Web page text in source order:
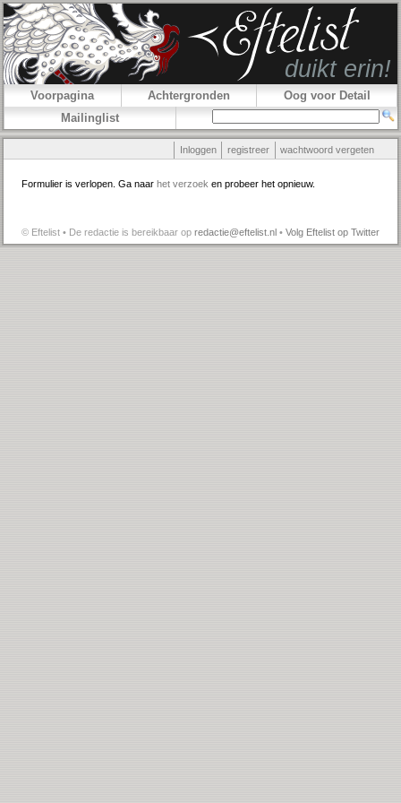
Voorpagina Achtergronden
Oog voor Detail
Mailinglist
Inloggen registreer wachtwoord vergeten
Formulier is verlopen. Ga naar het verzoek en probeer het opnieuw.
© Eftelist • De redactie is bereikbaar op redactie@eftelist.nl • Volg Eftelist op Twitter